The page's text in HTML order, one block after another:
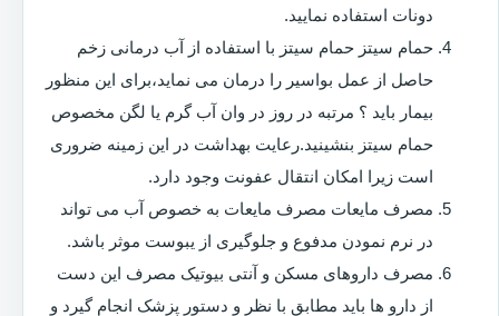
دونات استفاده نمایید.
حمام سیتز حمام سیتز با استفاده از آب درمانی زخم
حاصل از عمل بواسیر را درمان می نماید،برای این منظور
بیمار باید ؟ مرتبه در روز در وان آب گرم یا لگن مخصوص
حمام سیتز بنشینید.رعایت بهداشت در این زمینه ضروری
است زیرا امکان انتقال عفونت وجود دارد.
مصرف مایعات مصرف مایعات به خصوص آب می تواند
در نرم نمودن مدفوع و جلوگیری از یبوست موثر باشد.
مصرف داروهای مسکن و آنتی بیوتیک مصرف این دست
از دارو ها باید مطابق با نظر و دستور پزشک انجام گیرد و